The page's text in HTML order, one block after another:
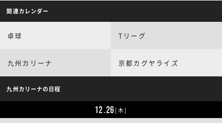
関連カレンダー
卓球 Tリーグ
九州カリーナ 京都カグヤライズ
九州カリーナの日程
12.26[木]